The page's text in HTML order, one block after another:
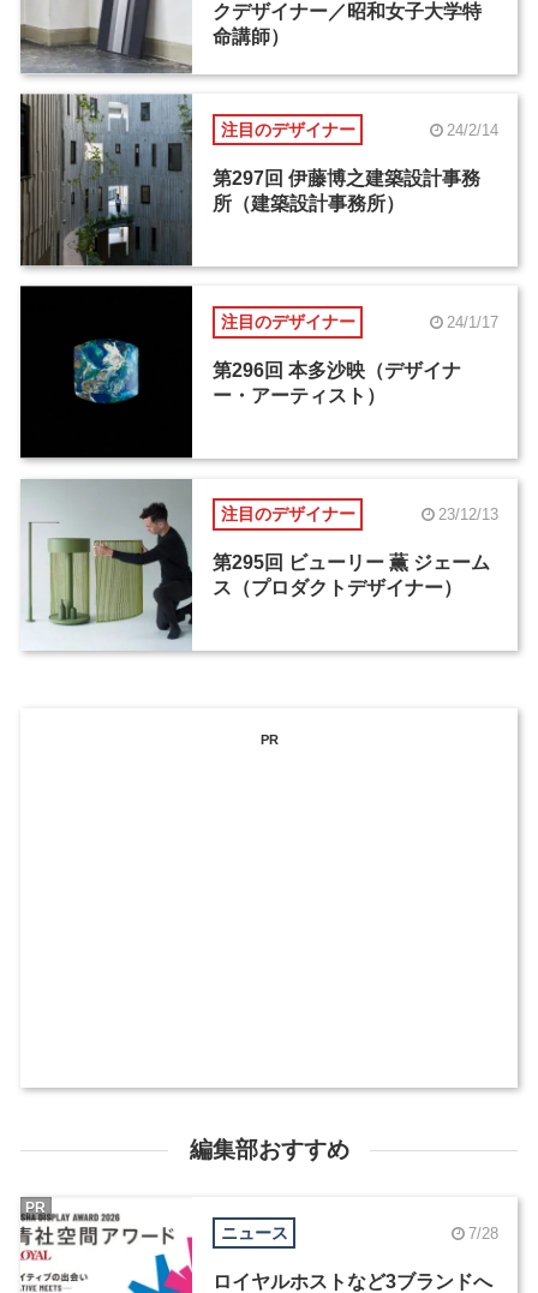
クデザイナー／昭和女子大学特
命講師）
注目のデザイナー 24/2/14
第297回 伊藤博之建築設計事務
所（建築設計事務所）
注目のデザイナー 24/1/17
第296回 本多沙映（デザイナ
ー・アーティスト）
注目のデザイナー 23/12/13
第295回 ビューリー 薫 ジェーム
ス（プロダクトデザイナー）
PR
編集部おすすめ
ニュース 7/28
ロイヤルホストなど3ブランドへ
PR